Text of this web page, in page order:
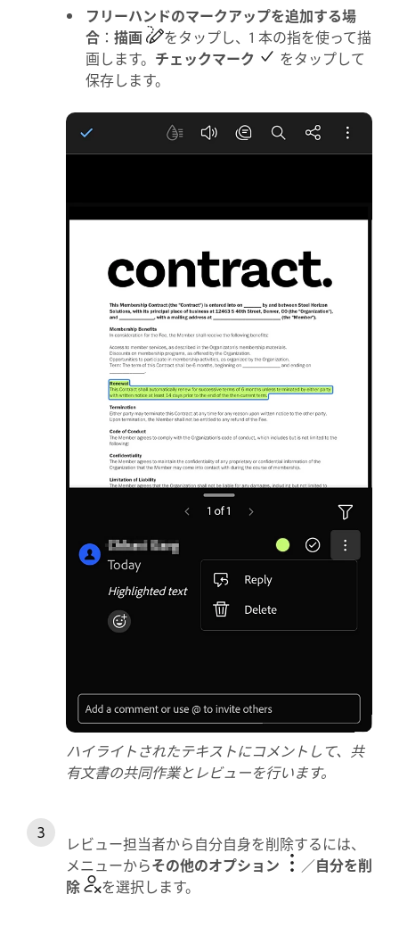
フリーハンドのマークアップを追加する場
合 ： 描画
をタップし、1 本の指を使って描
画します。 チェックマーク
をタップして
保存します。
ハイライトされたテキストにコメントして、共
有文書の共同作業とレビューを行います。
レビュー担当者から自分自身を削除するには、
メニューからその他のオプション ／自分を削
除
を選択します。